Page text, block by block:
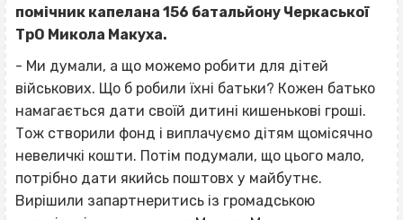
помічник капелана 156 батальйону Черкаської
ТрО Микола Макуха.
- Ми думали, а що можемо робити для дітей
військових. Що б робили їхні батьки? Кожен батько
намагається дати своїй дитині кишенькові гроші.
Тож створили фонд і виплачуємо дітям щомісячно
невеличкі кошти. Потім подумали, що цього мало,
потрібно дати якийсь поштовх у майбутнє.
Вирішили запартнеритись із громадською